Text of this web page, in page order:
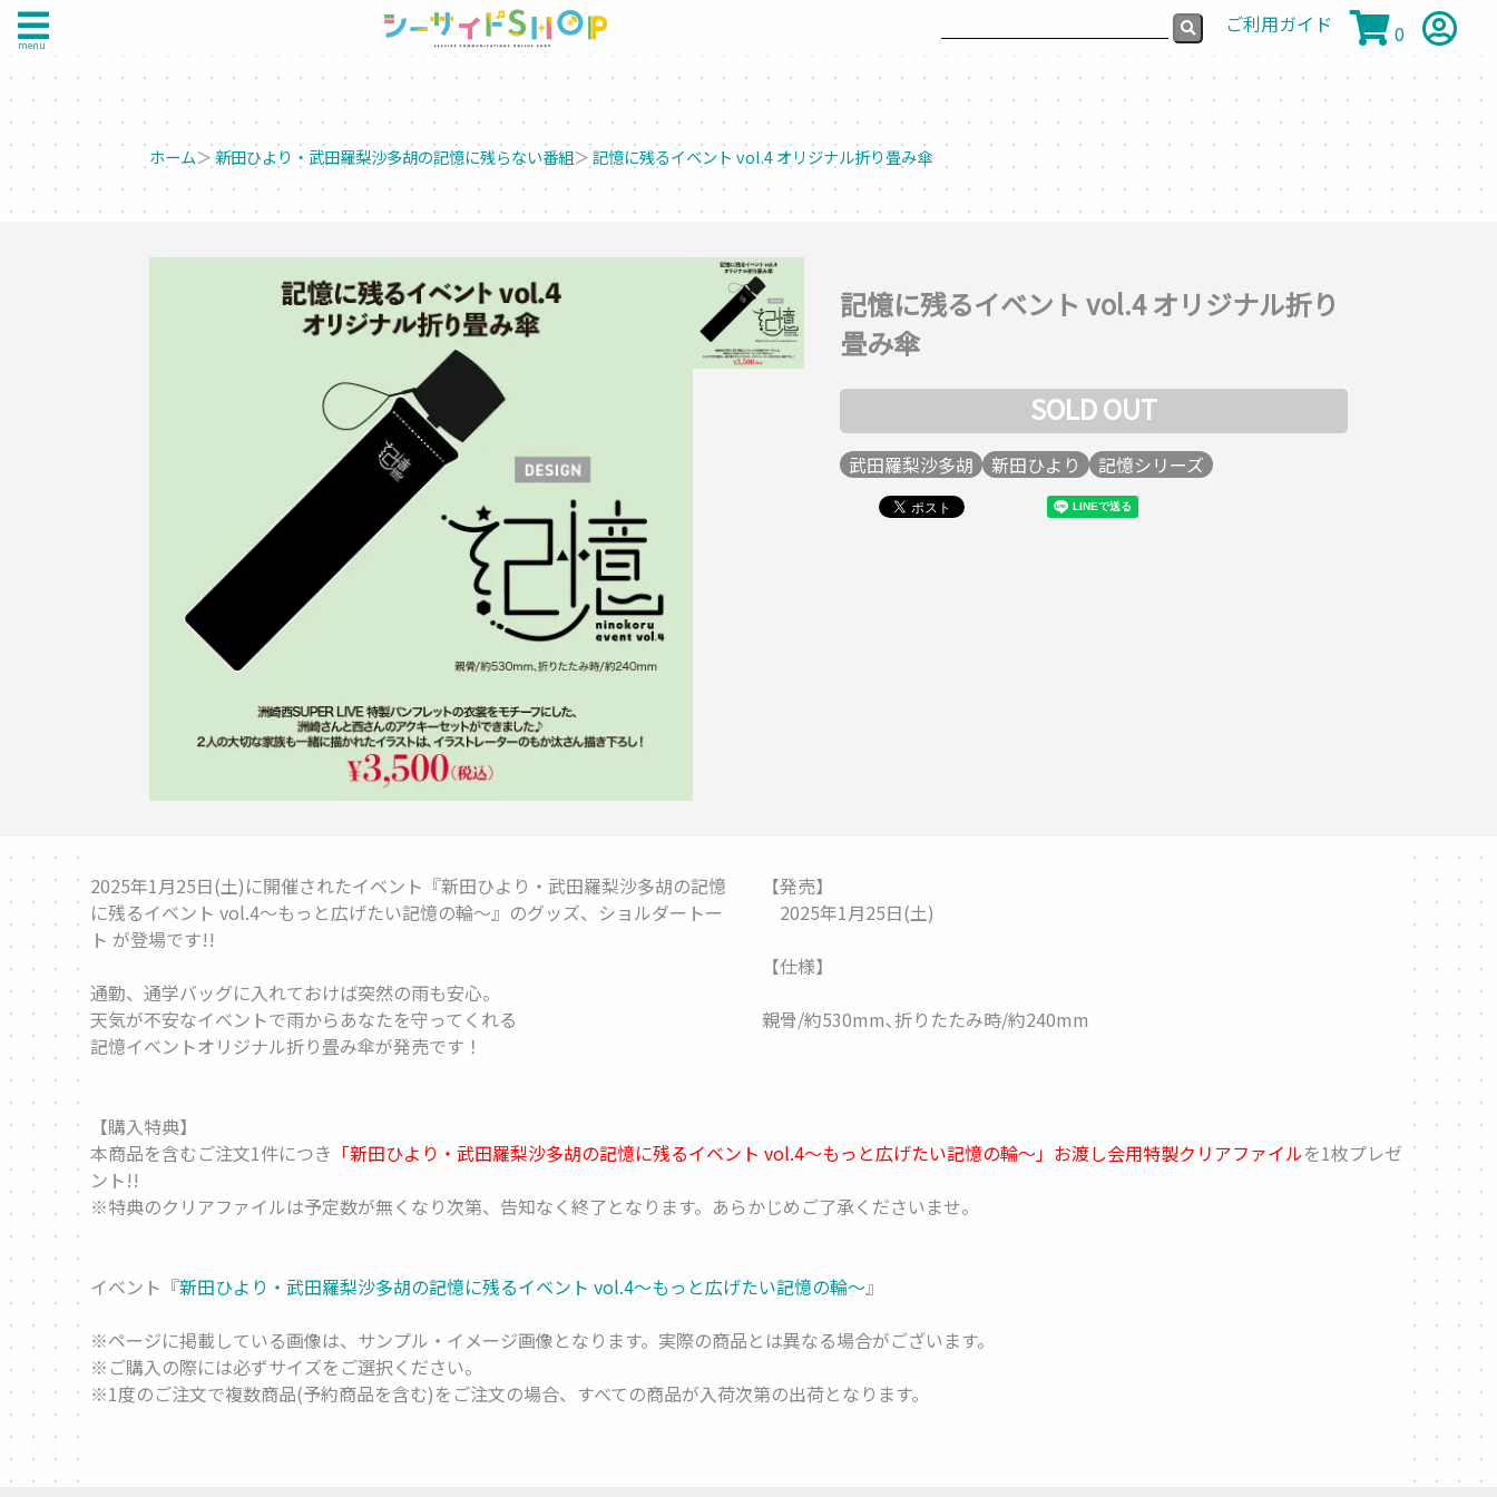
menu
ご利用ガイド 0
ホーム＞ 新田ひより・武田羅梨沙多胡の記憶に残らない番組＞記憶に残るイベント vol.4 オリジナル折り畳み傘
記憶に残るイベント vol.4 オリジナル折り
畳み傘
SOLD OUT
武田羅梨沙多胡 新田ひより 記憶シリーズ
2025年1月25日(土)に開催されたイベント『新田ひより・武田羅梨沙多胡の記憶
に残るイベント vol.4～もっと広げたい記憶の輪～』のグッズ、 ショルダートー
ト が登場です!!
通勤、通学バッグに入れておけば突然の雨も安心。
天気が不安なイベントで雨からあなたを守ってくれる
記憶イベントオリジナル折り畳み傘が発売です！
【発売】
2025年1月25日(土)
【仕様】
親骨/約530mm､折りたたみ時/約240mm
【購入特典】
本商品を含むご注文1件につき 「新田ひより・武田羅梨沙多胡の記憶に残るイベント vol.4～もっと広げたい記憶の輪～」お渡し会用特製クリアファイルを1枚プレゼ
ント!!
※特典のクリアファイルは予定数が無くなり次第、告知なく終了となります。あらかじめご了承くださいませ。
イベント『新田ひより・武田羅梨沙多胡の記憶に残るイベント vol.4～もっと広げたい記憶の輪～』
※ページに掲載している画像は、サンプル・イメージ画像となります。実際の商品とは異なる場合がございます。
※ご購入の際には必ずサイズをご選択ください。
※1度のご注文で複数商品(予約商品を含む)をご注文の場合、すべての商品が入荷次第の出荷となります。